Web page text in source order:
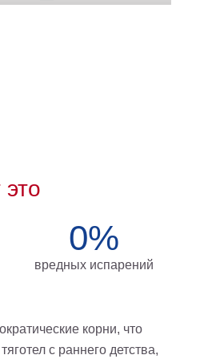
0%
вредных испарений
корни, что
с раннего детства,